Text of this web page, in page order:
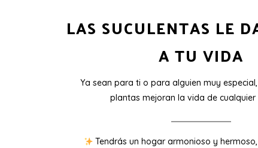
LAS SUCULENTAS LE
A TU VIDA
Ya sean para ti o para alguien muy
plantas mejoran la vida de cualquier
Tendrás un hogar armonioso y